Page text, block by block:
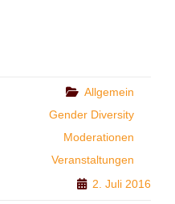
Categories
Allgemein
Gender Diversity
Moderationen
Veranstaltungen
2. Juli 2016